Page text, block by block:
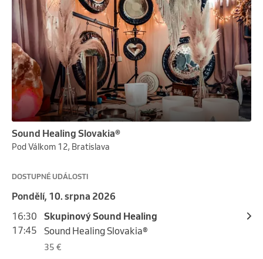
Sound Healing Slovakia®
Pod Válkom 12, Bratislava
DOSTUPNÉ UDÁLOSTI
pondělí, 10. srpna 2026
16:30
17:45
Skupinový Sound Healing
Sound Healing Slovakia®
35 €